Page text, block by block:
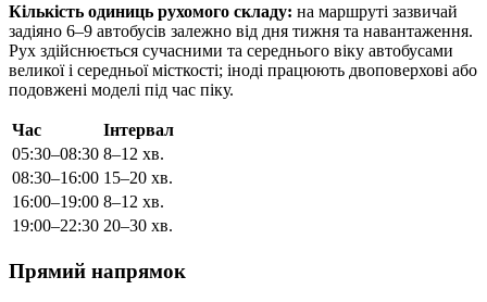
Кількість одиниць рухомого складу: на маршруті зазвичай
задіяно 6–9 автобусів залежно від дня тижня та навантаження.
Рух здійснюється сучасними та середнього віку автобусами
великої і середньої місткості; іноді працюють двоповерхові або
подовжені моделі під час піку.
Час
Інтервал
05:30–08:30 8–12 хв.
08:30–16:00 15–20 хв.
16:00–19:00 8–12 хв.
19:00–22:30 20–30 хв.
Прямий напрямок